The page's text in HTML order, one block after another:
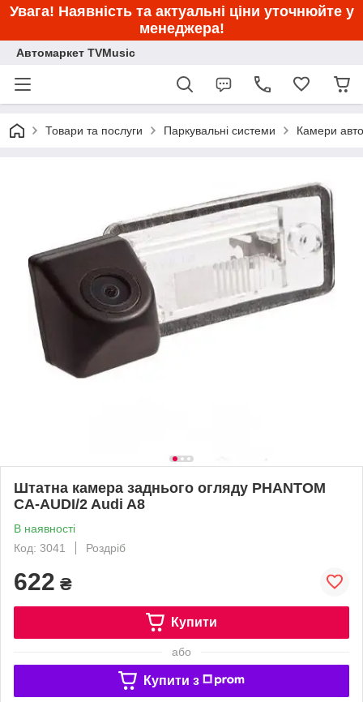
Увага! Наявність та актуальні ціни уточнюйте у
менеджера!
Автомаркет TVMusic
Товари та послуги Паркувальні системи Камери
Штатна камера заднього огляду PHANTOM
CA-AUDI/2 Audi A8
В наявності
Код: 3041
Роздріб
622 ₴
Купити
або
Купити з